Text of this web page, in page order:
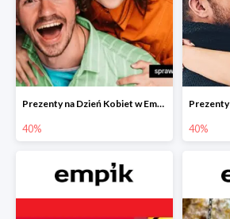
Prezenty na Dzień Kobiet w Empiku do -40%
40% 40%